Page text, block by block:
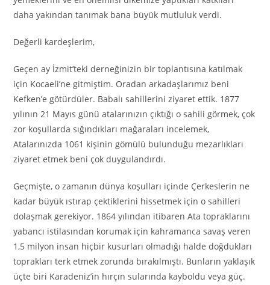
daha yakından tanımak bana büyük mutluluk verdi.
Değerli kardeşlerim,
Geçen ay İzmit’teki derneğinizin bir toplantısına katılmak
için Kocaeli’ne gitmiştim. Oradan arkadaşlarımız beni
Kefken’e götürdüler. Babalı sahillerini ziyaret ettik. 1877
yılının 21 Mayıs günü atalarınızın çıktığı o sahili görmek, çok
zor koşullarda sığındıkları mağaraları incelemek,
Atalarınızda 1061 kişinin gömülü bulunduğu mezarlıkları
ziyaret etmek beni çok duygulandırdı.
Geçmişte, o zamanın dünya koşulları içinde Çerkeslerin ne
kadar büyük ıstırap çektiklerini hissetmek için o sahilleri
dolaşmak gerekiyor. 1864 yılından itibaren Ata topraklarını
yabancı istilasından korumak için kahramanca savaş veren
1,5 milyon insan hiçbir kusurları olmadığı halde doğdukları
toprakları terk etmek zorunda bırakılmıştı. Bunların yaklaşık
üçte biri Karadeniz’in hırçın sularında kayboldu veya güç.